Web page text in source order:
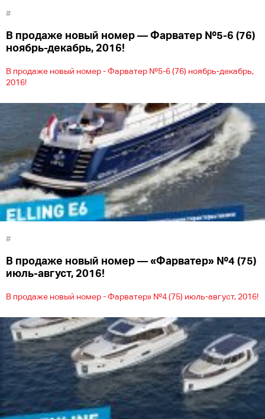
#
В продаже новый номер — Фарватер №5-6 (76)
ноябрь-декабрь, 2016!
В продаже новый номер - Фарватер №5-6 (76) ноябрь-декабрь,
2016!
#
В продаже новый номер — «Фарватер» №4 (75)
июль-август, 2016!
В продаже новый номер - Фарватер» №4 (75) июль-август, 2016!